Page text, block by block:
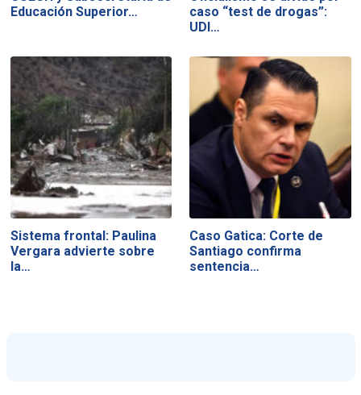
Educación Superior…
caso “test de drogas”:
UDI…
Sistema frontal: Paulina
Vergara advierte sobre
la…
Caso Gatica: Corte de
Santiago confirma
sentencia…